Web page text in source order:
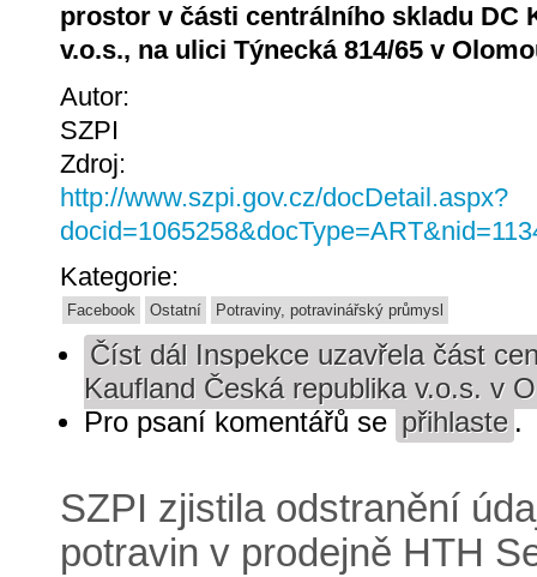
prostor v části centrálního skladu DC
v.o.s., na ulici Týnecká 814/65 v
Autor:
SZPI
Zdroj:
http://www.szpi.gov.cz/docDetail.aspx?
Kategorie:
Facebook Ostatní Potraviny, potravinářský průmysl
Číst dál Inspekce uzavřela část
Kaufland Česká republika v.o.s. v
Pro psaní komentářů se přihlaste .
SZPI zjistila odstranění
potravin v prodejně HTH